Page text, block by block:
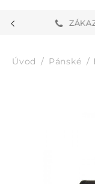
Úvod Pánské